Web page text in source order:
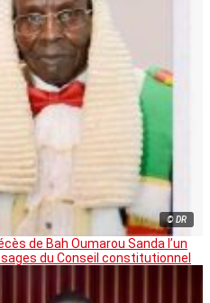
© DR
de Bah Oumarou Sanda l’un
du Conseil constitutionnel